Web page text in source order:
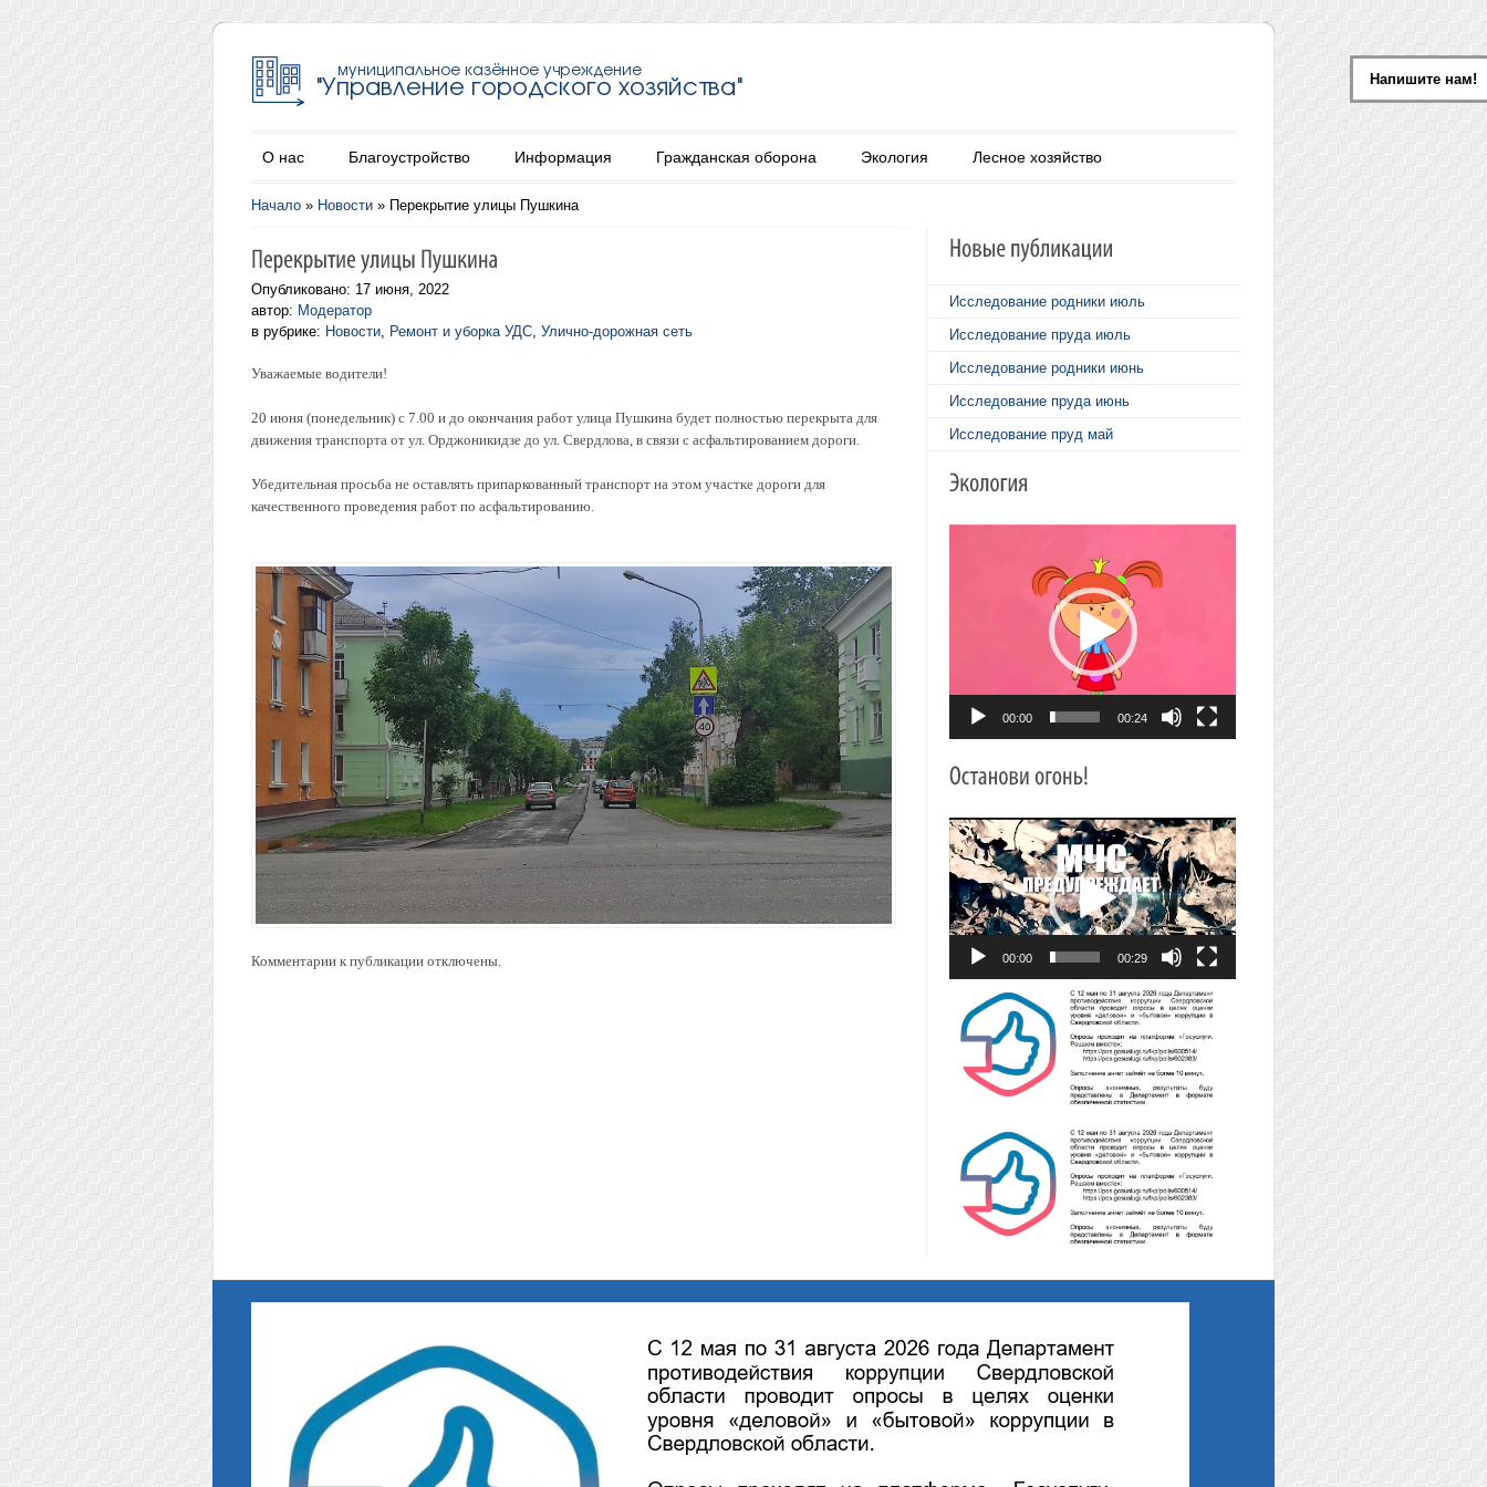
О нас Благоустройство Информация Гражданская оборона Экология Лесное хозяйство
Начало » Новости » Перекрытие улицы Пушкина
Опубликовано: 17 июня, 2022
автор: Модератор
в рубрике: Новости, Ремонт и уборка УДС, Улично-дорожная сеть
Уважаемые водители!
20 июня (понедельник) с 7.00 и до окончания работ улица Пушкина будет полностью перекрыта для
движения транспорта от ул. Орджоникидзе до ул. Свердлова, в связи с асфальтированием дороги.
Убедительная просьба не оставлять припаркованный транспорт на этом участке дороги для
качественного проведения работ по асфальтированию.
Комментарии к публикации отключены.
Исследование родники июль
Исследование пруда июль
Исследование родники июнь
Исследование пруда июнь
Исследование пруд май
00:00 00:24
Видеоплеер
00:00 00:29
Напишите нам!